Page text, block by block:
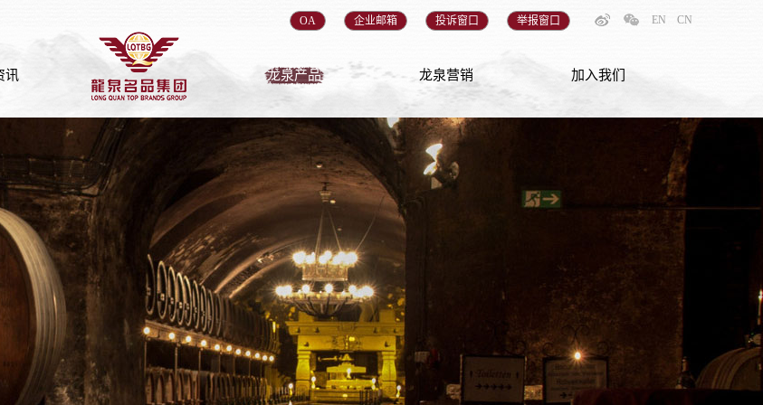
EN CN
OA 企业邮箱 投诉窗口 举报窗口
讯 龙泉产品 龙泉营销 加入我们